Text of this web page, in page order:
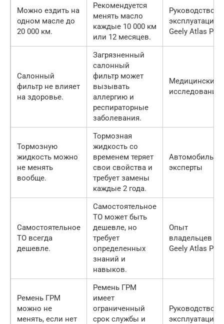
Можно ездить на
одном масле до
20 000 км.
Рекомендуется
менять масло
каждые 10 000 км
или 12 месяцев.
Руководство
эксплуатации
Geely Atlas Pro
Салонный
фильтр не влияет
на здоровье.
Загрязненный
салонный
фильтр может
вызывать
аллергию и
респираторные
заболевания.
Медицинские
исследования
Тормозную
жидкость можно
не менять
вообще.
Тормозная
жидкость со
временем теряет
свои свойства и
требует замены
каждые 2 года.
эксперты
Самостоятельное
ТО всегда
дешевле.
Самостоятельное
ТО может быть
дешевле, но
требует
определенных
знаний и
навыков.
Опыт
владельцев
Geely Atlas Pro
Ремень ГРМ
можно не
менять, если нет
Ремень ГРМ
имеет
ограниченный
срок службы и
Руководство
эксплуатации